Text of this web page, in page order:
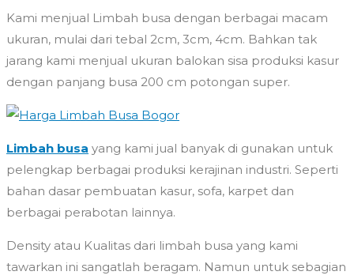
Kami menjual Limbah busa dengan berbagai macam
ukuran, mulai dari tebal 2cm, 3cm, 4cm. Bahkan tak
jarang kami menjual ukuran balokan sisa produksi kasur
dengan panjang busa 200 cm potongan super.
Limbah busa yang kami jual banyak di gunakan untuk
pelengkap berbagai produksi kerajinan industri. Seperti
bahan dasar pembuatan kasur, sofa, karpet dan
berbagai perabotan lainnya.
Density atau Kualitas dari limbah busa yang kami
tawarkan ini sangatlah beragam. Namun untuk sebagian